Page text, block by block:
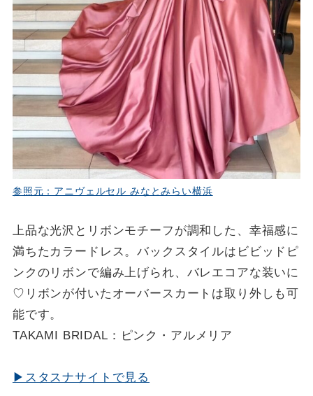
参照元：アニヴェルセル みなとみらい横浜
上品な光沢とリボンモチーフが調和した、幸福感に
満ちたカラードレス。バックスタイルはビビッドピ
ンクのリボンで編み上げられ、バレエコアな装いに
♡リボンが付いたオーバースカートは取り外しも可
能です。
TAKAMI BRIDAL： ピンク・アルメリア
▶スタスナサイトで見る